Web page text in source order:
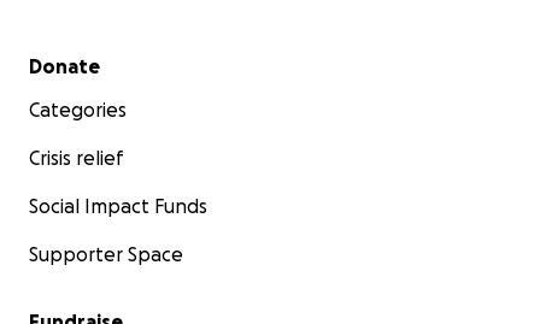
Secondary menu
Donate
Categories
Crisis relief
Social Impact Funds
Supporter Space